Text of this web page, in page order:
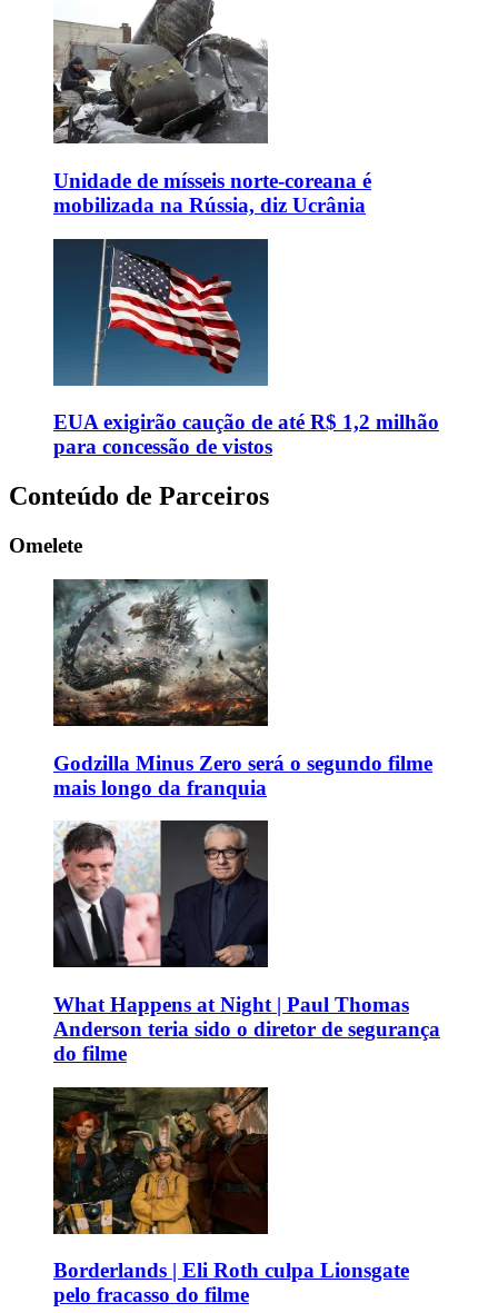
Unidade de mísseis norte-coreana é
mobilizada na Rússia, diz Ucrânia
EUA exigirão caução de até R$ 1,2 milhão
para concessão de vistos
Conteúdo de Parceiros
Omelete
Godzilla Minus Zero será o segundo filme
mais longo da franquia
What Happens at Night | Paul Thomas
Anderson teria sido o diretor de segurança
do filme
Borderlands | Eli Roth culpa Lionsgate
pelo fracasso do filme